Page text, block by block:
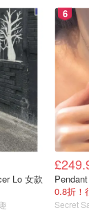
Lo 女款
6
0.8折！
Secret